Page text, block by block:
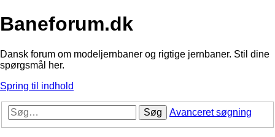
Baneforum.dk
Dansk forum om modeljernbaner og rigtige jernbaner. Stil dine
spørgsmål her.
Spring til indhold
Søg Avanceret søgning